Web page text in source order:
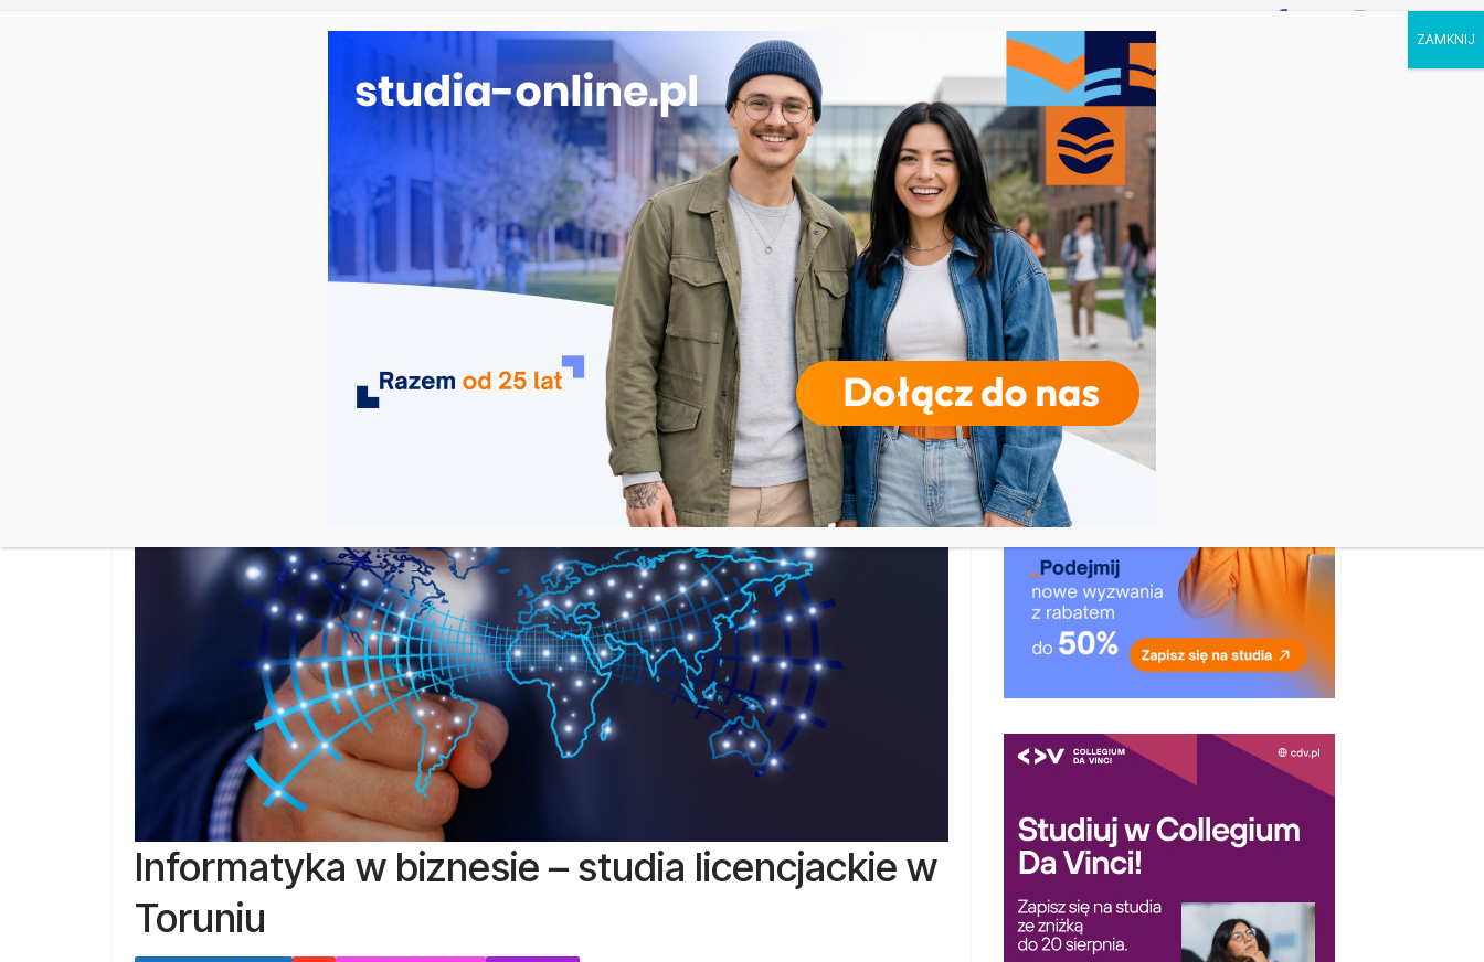
Logistyka w Koszalinie
Informatyka w Nysie
Filozofia w Szczecinie
Geografia w Gdańsku
UCZELNIE KIERUNKI RODZAJE STUDIÓW REKRUTACJA DRZWI OTWARTE TOP STUDIA KALENDARZ
Informatyka w biznesie – studia licencjackie w
Toruniu